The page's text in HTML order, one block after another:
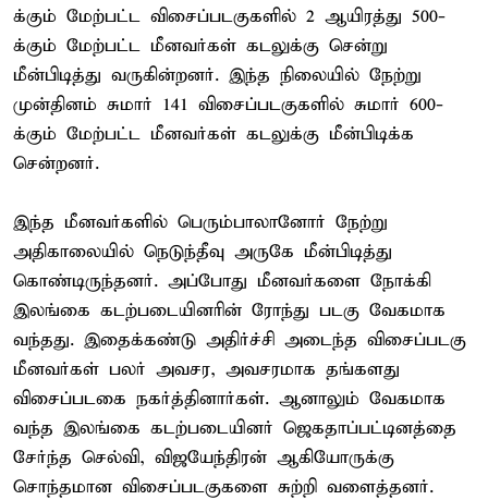
க்கும் மேற்பட்ட விசைப்படகுகளில் 2 ஆயிரத்து 500-
க்கும் மேற்பட்ட மீனவர்கள் கடலுக்கு சென்று
மீன்பிடித்து வருகின்றனர். இந்த நிலையில் நேற்று
முன்தினம் சுமார் 141 விசைப்படகுகளில் சுமார் 600-
க்கும் மேற்பட்ட மீனவர்கள் கடலுக்கு மீன்பிடிக்க
சென்றனர்.
இந்த மீனவர்களில் பெரும்பாலானோர் நேற்று
அதிகாலையில் நெடுந்தீவு அருகே மீன்பிடித்து
கொண்டிருந்தனர். அப்போது மீனவர்களை நோக்கி
இலங்கை கடற்படையினரின் ரோந்து படகு வேகமாக
வந்தது. இதைக்கண்டு அதிர்ச்சி அடைந்த விசைப்படகு
மீனவர்கள் பலர் அவசர, அவசரமாக தங்களது
விசைப்படகை நகர்த்தினார்கள். ஆனாலும் வேகமாக
வந்த இலங்கை கடற்படையினர் ஜெகதாப்பட்டினத்தை
சேர்ந்த செல்வி, விஜயேந்திரன் ஆகியோருக்கு
சொந்தமான விசைப்படகுகளை சுற்றி வளைத்தனர்.